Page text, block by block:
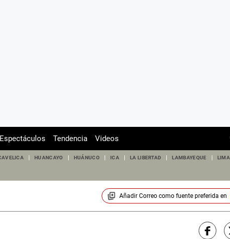
Espectáculos Tendencia Videos
HUANCAYO HUÁNUCO ICA LA LIBERTAD LAMBAYEQUE LIMA
Añadir Correocomo fuente preferida en